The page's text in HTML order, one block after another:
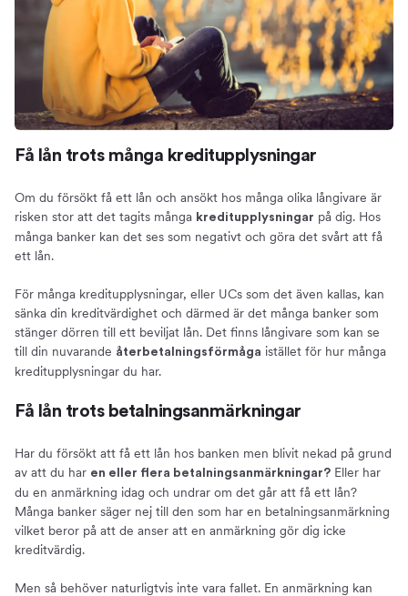
Få lån trots många kreditupplysningar
Om du försökt få ett lån och ansökt hos många olika långivare är
risken stor att det tagits många kreditupplysningar på dig. Hos
många banker kan det ses som negativt och göra det svårt att få
ett lån.
För många kreditupplysningar, eller UCs som det även kallas, kan
sänka din kreditvärdighet och därmed är det många banker som
stänger dörren till ett beviljat lån. Det finns långivare som kan se
till din nuvarande återbetalningsförmåga istället för hur många
kreditupplysningar du har.
Få lån trots betalningsanmärkningar
Har du försökt att få ett lån hos banken men blivit nekad på grund
av att du har en eller flera betalningsanmärkningar? Eller har
du en anmärkning idag och undrar om det går att få ett lån?
Många banker säger nej till den som har en betalningsanmärkning
vilket beror på att de anser att en anmärkning gör dig icke
kreditvärdig.
Men så behöver naturligtvis inte vara fallet. En anmärkning kan